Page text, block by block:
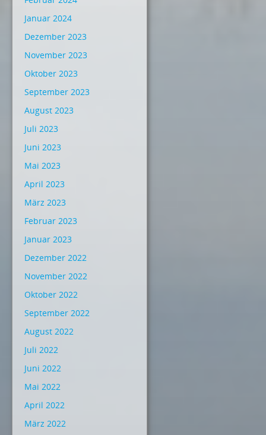
Januar 2024
Dezember 2023
November 2023
Oktober 2023
September 2023
August 2023
Juli 2023
Juni 2023
Mai 2023
April 2023
März 2023
Februar 2023
Januar 2023
Dezember 2022
November 2022
Oktober 2022
September 2022
August 2022
Juli 2022
Juni 2022
Mai 2022
April 2022
März 2022